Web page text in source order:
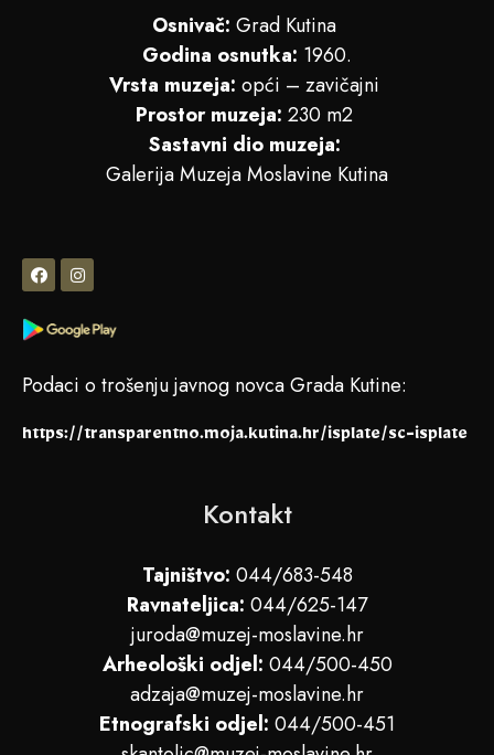
Osnivač: Grad Kutina
Godina osnutka: 1960.
Vrsta muzeja: opći – zavičajni
Prostor muzeja: 230 m2
Sastavni dio muzeja:
Galerija Muzeja Moslavine Kutina
Podaci o trošenju javnog novca Grada Kutine:
https://transparentno.moja.kutina.hr/isplate/sc-isplate
Kontakt
Tajništvo: 044/683-548
Ravnateljica: 044/625-147
juroda@muzej-moslavine.hr
Arheološki odjel: 044/500-450
adzaja@muzej-moslavine.hr
Etnografski odjel: 044/500-451